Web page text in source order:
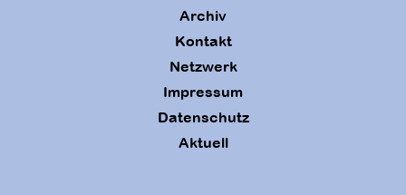
Archiv
Kontakt
Netzwerk
Impressum
Datenschutz
Aktuell